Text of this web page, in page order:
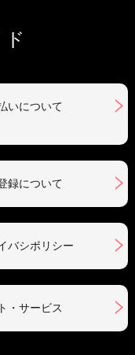
いについて
録について
バシポリシー
・サービス